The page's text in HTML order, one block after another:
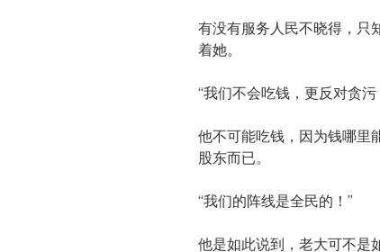
有没有服务人民不晓得，只
着她。
“我们不会吃钱，更反对贪污
他不可能吃钱，因为钱哪里
股东而已。
“我们的阵线是全民的！”
他是如此说到，老大可不是